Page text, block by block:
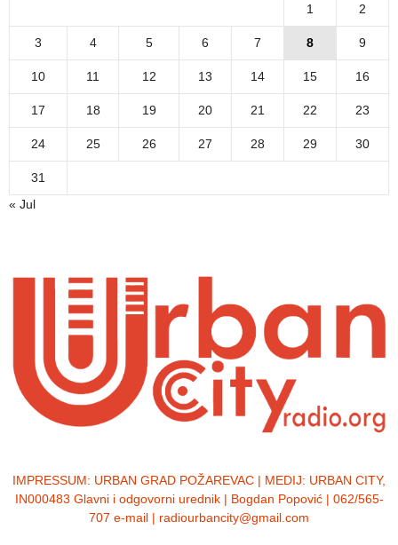
1 2
3 4 5 6 7 8 9
10 11 12 13 14 15 16
17 18 19 20 21 22 23
24 25 26 27 28 29 30
31
« Jul
IMPRESSUM: URBAN GRAD POŽAREVAC | MEDIJ: URBAN CITY,
IN000483 Glavni i odgovorni urednik | Bogdan Popović | 062/565-
707 e-mail | radiourbancity@gmail.com